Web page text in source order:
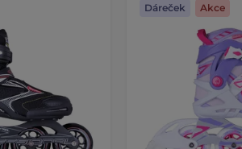
Dáreček Akce